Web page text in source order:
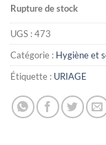
Rupture de stock
UGS :473
Catégorie : Hygiène et
Étiquette : URIAGE